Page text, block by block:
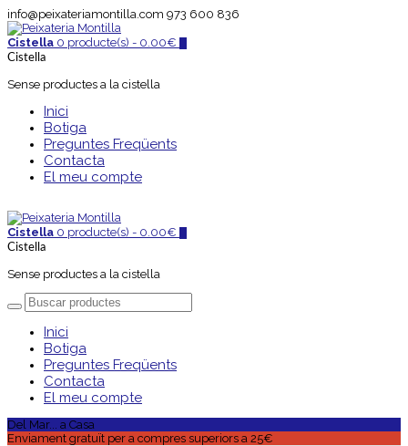
info@peixateriamontilla.com 973 600 836
Cistella 0 producte(s) - 0.00€
Cistella
Sense productes a la cistella
Inici
Botiga
Preguntes Freqüents
Contacta
El meu compte
Cistella 0 producte(s) - 0.00€
Cistella
Sense productes a la cistella
Inici
Botiga
Preguntes Freqüents
Contacta
El meu compte
Del Mar... a Casa
Enviament gratuït per a compres superiors a 25€